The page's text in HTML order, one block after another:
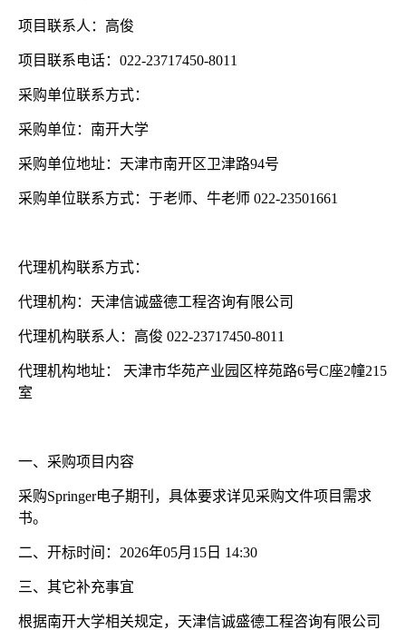
项目联系人：高俊
项目联系电话： 022-23717450-8011
采购单位联系方式：
采购单位：南开大学
采购单位地址：天津市南开区卫津路94号
采购单位联系方式：于老师、牛老师 022-23501661
代理机构联系方式：
代理机构：天津信诚盛德工程咨询有限公司
代理机构联系人：高俊 022-23717450-8011
代理机构地址： 天津市华苑产业园区梓苑路6号C座2幢215
室
一、采购项目内容
采购Springer电子期刊，具体要求详见采购文件项目需求
书。
二、开标时间： 2026年05月15日 14:30
三、其它补充事宜
根据南开大学相关规定，天津信诚盛德工程咨询有限公司